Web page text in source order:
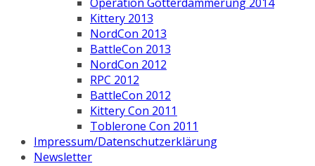
Operation Götterdämmerung 2014
Kittery 2013
NordCon 2013
BattleCon 2013
NordCon 2012
RPC 2012
BattleCon 2012
Kittery Con 2011
Toblerone Con 2011
Impressum/Datenschutzerklärung
Newsletter